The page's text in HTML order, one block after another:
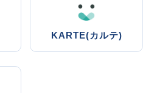
KARTE(カルテ)